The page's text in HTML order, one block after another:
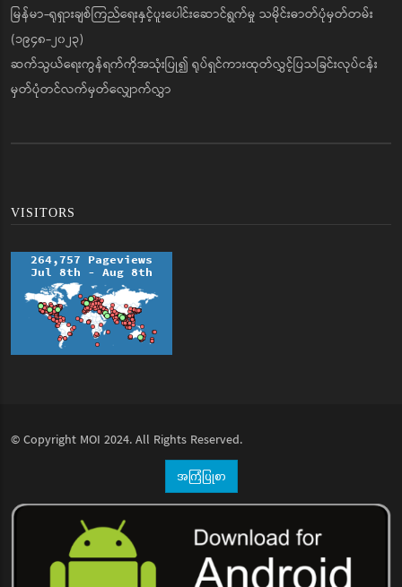
မြန်မာ-ရုရှားချစ်ကြည်ရေးနှင့်ပူးပေါင်းဆောင်ရွက်မှု သမိုင်းဓာတ်ပုံမှတ်တမ်း
(၁၉၄၈-၂၀၂၃)
ဆက်သွယ်ရေးကွန်ရက်ကိုအသုံးပြု၍ ရုပ်ရှင်ကားထုတ်လွှင့်ပြသခြင်းလုပ်ငန်း
မှတ်ပုံတင်လက်မှတ်လျှောက်လွှာ
VISITORS
© Copyright MOI 2024. All Rights Reserved.
အကြံပြုစာ